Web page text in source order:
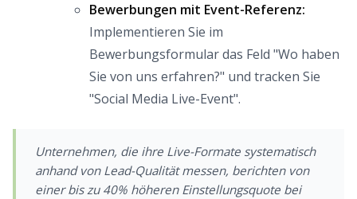
Bewerbungen mit Event-Referenz:
Implementieren Sie im
Bewerbungsformular das Feld "Wo haben
Sie von uns erfahren?" und tracken Sie
"Social Media Live-Event".
Unternehmen, die ihre Live-Formate systematisch
anhand von Lead-Qualität messen, berichten von
einer bis zu 40% höheren Einstellungsquote bei